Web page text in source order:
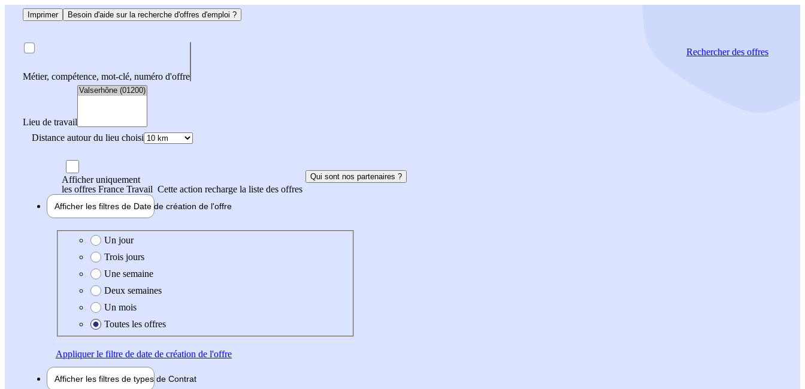
Imprimer Besoin d'aide sur la recherche d'offres d'emploi ?
Métier, compétence, mot-clé, numéro d'offre
Lieu de travail
Distance autour du lieu choisi
Rechercherdes offres
Afficher uniquement
les offres France Travail Cette action recharge la liste des offres
Qui sont nos partenaires ?
Afficher les filtres de Date de création de l'offre
Date de création de l'offre
Un jour
Trois jours
Une semaine
Deux semaines
Un mois
Toutes les offres
Appliquerle filtre de date de création de l'offre
Afficher les filtres de types de Contrat